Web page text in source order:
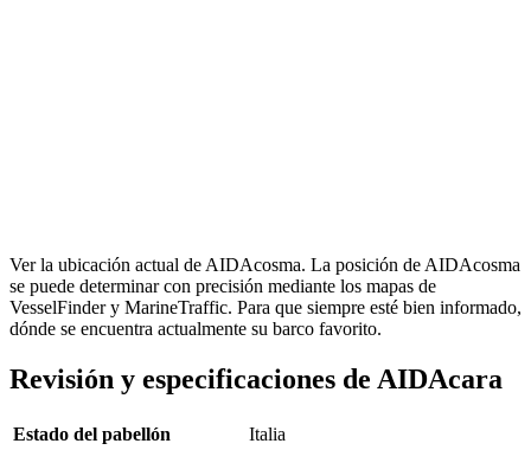
Ver la ubicación actual de AIDAcosma. La posición de AIDAcosma
se puede determinar con precisión mediante los mapas de
VesselFinder y MarineTraffic. Para que siempre esté bien informado,
dónde se encuentra actualmente su barco favorito.
Revisión y especificaciones de AIDAcara
Estado del pabellón
Italia